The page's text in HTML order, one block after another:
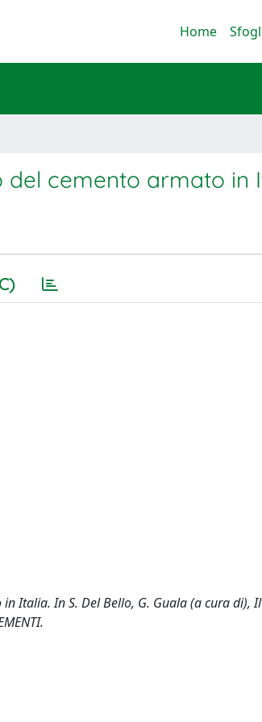
Home
del cemento armato in
Italia. In S. Del Bello, G. Guala (a cura di),